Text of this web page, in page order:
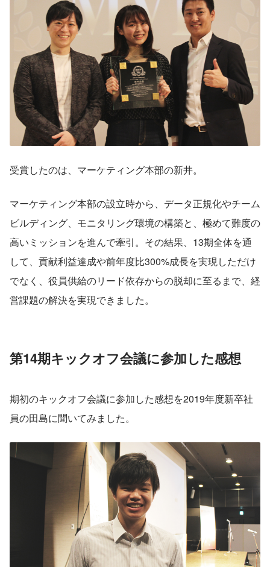
受賞したのは、マーケティング本部の新井。
マーケティング本部の設立時から、データ正規化やチーム
ビルディング、モニタリング環境の構築と、極めて難度の
高いミッションを進んで牽引。その結果、13期全体を通
して、貢献利益達成や前年度比300%成長を実現しただけ
でなく、役員供給のリード依存からの脱却に至るまで、経
営課題の解決を実現できました。
第14期キックオフ会議に参加した感想
期初のキックオフ会議に参加した感想を2019年度新卒社
員の田島に聞いてみました。